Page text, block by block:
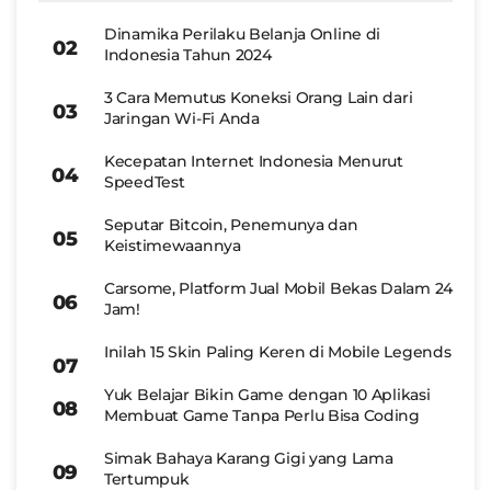
Dinamika Perilaku Belanja Online di
Indonesia Tahun 2024
3 Cara Memutus Koneksi Orang Lain dari
Jaringan Wi-Fi Anda
Kecepatan Internet Indonesia Menurut
SpeedTest
Seputar Bitcoin, Penemunya dan
Keistimewaannya
Carsome, Platform Jual Mobil Bekas Dalam 24
Jam!
Inilah 15 Skin Paling Keren di Mobile Legends
Yuk Belajar Bikin Game dengan 10 Aplikasi
Membuat Game Tanpa Perlu Bisa Coding
Simak Bahaya Karang Gigi yang Lama
Tertumpuk